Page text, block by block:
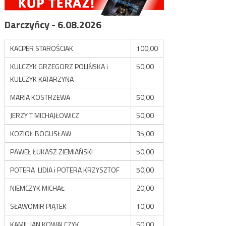
Darczyńcy - 6.08.2026
KACPER STAROŚCIAK
100,00
KULCZYK GRZEGORZ POLIŃSKA i
KULCZYK KATARZYNA
50,00
MARIA KOSTRZEWA
50,00
JERZY T MICHAJŁOWICZ
50,00
KOZIOŁ BOGUSŁAW
35,00
PAWEŁ ŁUKASZ ZIEMIAŃSKI
50,00
POTERA LIDIA i POTERA KRZYSZTOF
50,00
NIEMCZYK MICHAŁ
20,00
SŁAWOMIR PIĄTEK
10,00